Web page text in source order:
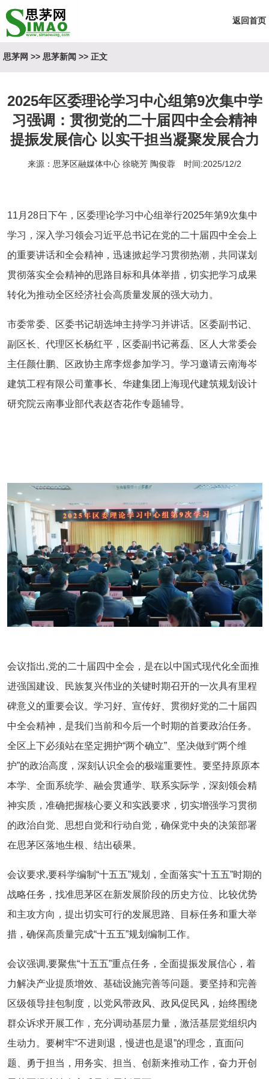
返回首页
思茅网 >> 思茅新闻 >> 正文
2025年区委理论学习中心组第9次集中学
习强调：贯彻党的二十届四中全会精神
提振发展信心 以实干担当凝聚发展合力
来源：思茅区融媒体中心 徐晓芳 陶俊蓉 时间:2025/12/2
11月28日下午，区委理论学习中心组举行2025年第9次集中
学习，深入学习领会习近平总书记在党的二十届四中全会上
的重要讲话和全会精神，迅速掀起学习贯彻热潮，共同谋划
贯彻落实全会精神的思路目标和具体举措，切实把学习成果
转化为推动全区经济社会高质量发展的强大动力。
市委常委、区委书记胡选坤主持学习并讲话。区委副书记、
副区长、代理区长杨红平，区委副书记蒋磊、区人大常委会
主任颜仕鹏、区政协主席李煜参加学习。学习邀请云南海岑
建筑工程有限公司董事长、华建集团上海现代建筑规划设计
研究院云南事业部代表赵杏花作专题辅导。
会议指出,党的二十届四中全会，是在以中国式现代化全面推
进强国建设、民族复兴伟业的关键时期召开的一次具有里程
碑意义的重要会议。学习好、宣传好、贯彻好党的二十届四
中全会精神，是我们当前和今后一个时期的首要政治任务。
全区上下必须站在坚定拥护“两个确立”、坚决做到“两个维
护”的政治高度，深刻认识全会的极端重要性。要坚持原原本
本学、全面系统学、融会贯通学、联系实际学，深刻领会精
神实质，准确把握核心要义和实践要求，切实增强学习贯彻
的政治自觉、思想自觉和行动自觉，确保党中央的决策部署
在思茅区落地生根、结出硕果。
会议要求,要科学编制“十五五”规划，全面落实“十五五”时期的
战略任务，找准思茅区在新发展阶段的历史方位、比较优势
和主攻方向，提出切实可行的发展思路、目标任务和重大举
措，确保高质量完成“十五五”规划编制工作。
会议强调,要聚焦“十五五”重点任务，全面提振发展信心，着
力解决产业提质增效、基础设施完善等问题。要坚持和完善
区级领导挂包制度，以党风带政风、政风促民风，始终围绕
群众诉求开展工作，充分调动基层力量，激活基层党组织内
生动力。要树牢“不进则退，慢进也是退”的理念，直面问
题、勇于担当，用务实、担当、创新来推动工作，奋力开创